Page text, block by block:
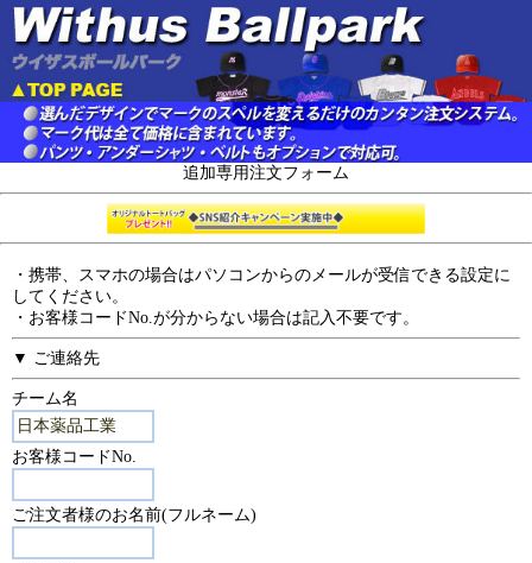
追加専用注文フォーム
・携帯、スマホの場合はパソコンからのメールが受信できる設定に
してください。
・お客様コードNo.が分からない場合は記入不要です。
▼ ご連絡先
チーム名
お客様コードNo.
ご注文者様のお名前(フルネーム)